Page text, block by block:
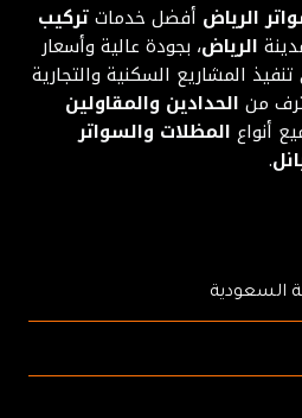
الرياض أفضل خدماتتركيب
الرياض، بجودة عالية وأسعار
المشاريع السكنية والتجارية
من الحدادين والمقاولين
أنواع المظلات والسواتر
.
السعودية